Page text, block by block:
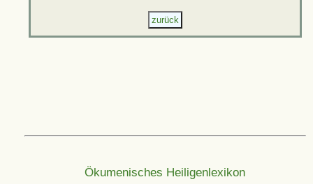
Ökumenisches Heiligenlexikon